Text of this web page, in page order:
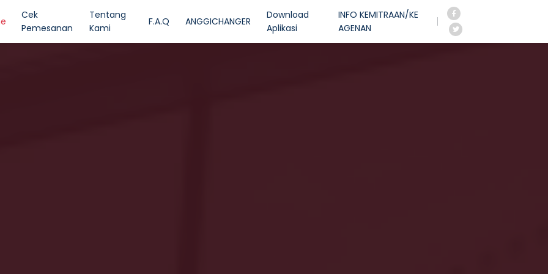
Cek
Pemesanan
Tentang
Kami
F.A.Q ANGGICHANGER
Download
Aplikasi
INFO KEMITRAAN/KE
AGENAN